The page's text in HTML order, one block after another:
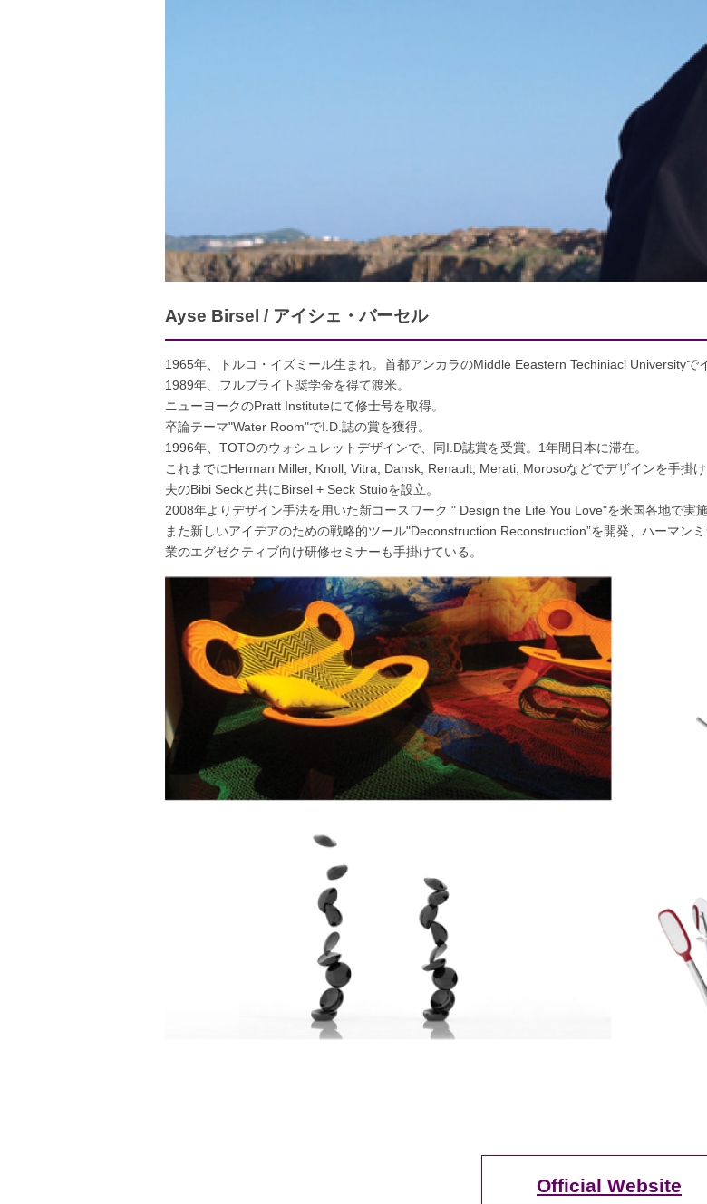
Ayse Birsel / アイシェ・バーセル
1965年、トルコ・イズミール生まれ。首都アンカラのMiddle Eeastern Techiniacl Universityで
1989年、フルブライト奨学金を得て渡米。
ニューヨークのPratt Instituteにて修士号を取得。
卒論テーマ"Water Room"でI.D.誌の賞を獲得。
1996年、TOTOのウォシュレットデザインで、同I.D誌賞を受賞。1年間日本に滞在。
これまでにHerman Miller, Knoll, Vitra, Dansk, Renault, Merati, Morosoなどでデザインを手掛け
夫のBibi Seckと共にBirsel + Seck Stuioを設立。
2008年よりデザイン手法を用いた新コースワーク " Design the Life You Love"を米国各地で実施
また新しいアイデアのための戦略的ツール"Deconstruction Reconstruction”を開発、ハーマン
業のエグゼクティブ向け研修セミナーも手掛けている。
Official Website